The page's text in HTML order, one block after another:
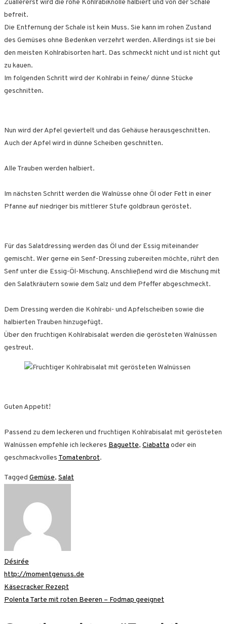
Zuallererst wird die rohe Kohlrabiknolle halbiert und von der Schale
befreit.
Die Entfernung der Schale ist kein Muss. Sie kann im rohen Zustand
des Gemüses ohne Bedenken verzehrt werden. Allerdings ist sie bei
den meisten Kohlrabisorten hart. Das schmeckt nicht und ist nicht gut
zu kauen.
Im folgenden Schritt wird der Kohlrabi in feine/ dünne Stücke
geschnitten.
Nun wird der Apfel geviertelt und das Gehäuse herausgeschnitten.
Auch der Apfel wird in dünne Scheiben geschnitten.
Alle Trauben werden halbiert.
Im nächsten Schritt werden die Walnüsse ohne Öl oder Fett in einer
Pfanne auf niedriger bis mittlerer Stufe goldbraun geröstet.
Für das Salatdressing werden das Öl und der Essig miteinander
gemischt. Wer gerne ein Senf-Dressing zubereiten möchte, rührt den
Senf unter die Essig-Öl-Mischung. Anschließend wird die Mischung mit
den Salatkräutern sowie dem Salz und dem Pfeffer abgeschmeckt.
Dem Dressing werden die Kohlrabi- und Apfelscheiben sowie die
halbierten Trauben hinzugefügt.
Über den fruchtigen Kohlrabisalat werden die gerösteten Walnüssen
gestreut.
Guten Appetit!
Passend zu dem leckeren und fruchtigen Kohlrabisalat mit gerösteten
Walnüssen empfehle ich leckeres Baguette, Ciabattaoder ein
geschmackvollesTomatenbrot.
Tagged Gemüse, Salat
Désirée
http://momentgenuss.de
Beitragsnavigation
Käsecracker Rezept
Polenta Tarte mit roten Beeren – Fodmap geeignet